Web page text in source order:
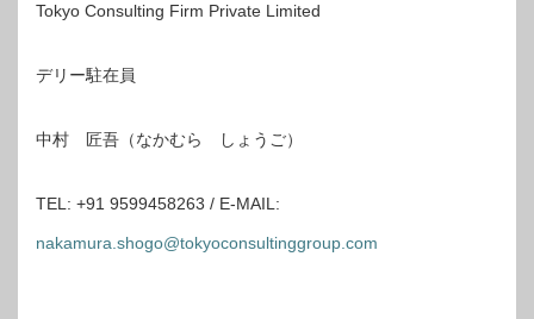
Tokyo Consulting Firm Private Limited
デリー駐在員
中村 匠吾（なかむら しょうご）
TEL: +91 9599458263 / E-MAIL:
nakamura.shogo@tokyoconsultinggroup.com